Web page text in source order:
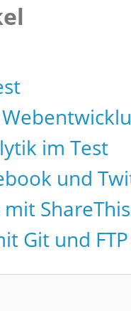
im Test
und
ShareThis
Git und FTP